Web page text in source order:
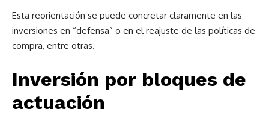
Esta reorientación se puede concretar claramente en las
inversiones en “defensa” o en el reajuste de las políticas de
compra, entre otras.
Inversión por bloques de
actuación